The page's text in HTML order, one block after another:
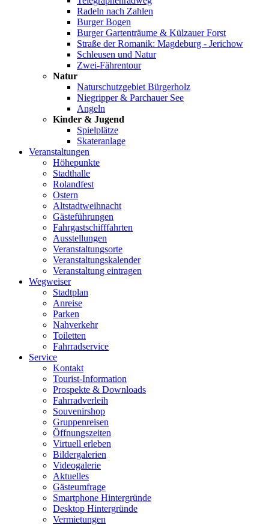
Radeln nach Zahlen
Burger Bogen
Burger Gartenträume & Külzauer Forst
Straße der Romanik: Magdeburg - Jerichow
Schleusen und Natur
Zwei-Fährentour
Natur
Naturschutzgebiet Bürgerholz
Niegripper & Parchauer See
Angeln
Kinder & Jugend
Spielplätze
Skateranlage
Veranstaltungen
Höhepunkte
Stadthalle
Rolandfest
Ostern
Altstadtweihnacht
Gästeführungen
Fahrgastschifffahrten
Ausstellungen
Veranstaltungsorte
Veranstaltungskalender
Veranstaltung eintragen
Wegweiser
Stadtplan
Anreise
Parken
Nahverkehr
Toiletten
Fahrradservice
Service
Kontakt
Tourist-Information
Prospekte & Downloads
Fahrradverleih
Souvenirshop
Gruppenreisen
Öffnungszeiten
Virtuell erleben
Bildergalerien
Videogalerie
Aktuelles
Gästeumfrage
Smartphone Hintergründe
Desktop Hintergründe
Vermietungen